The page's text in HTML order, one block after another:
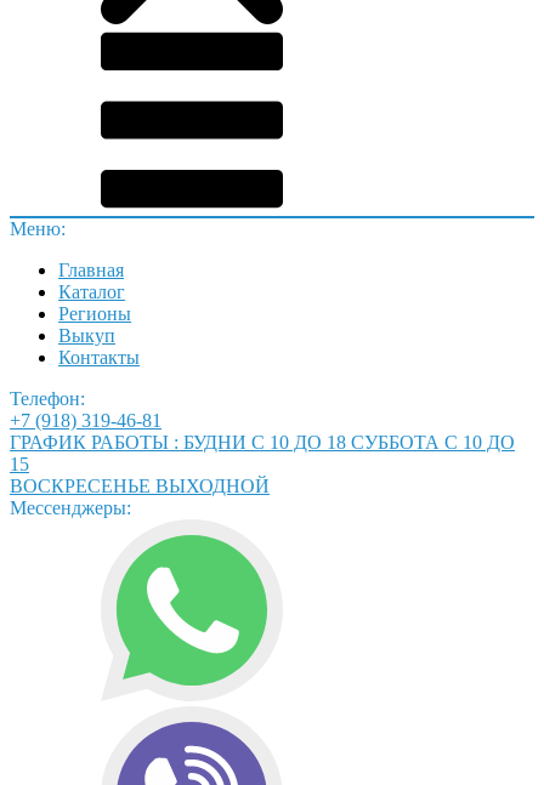
Меню:
Главная
Каталог
Регионы
Выкуп
Контакты
Телефон:
+7 (918) 319-46-81
ГРАФИК РАБОТЫ : БУДНИ С 10 ДО 18 СУББОТА С 10 ДО
15
ВОСКРЕСЕНЬЕ ВЫХОДНОЙ
Мессенджеры: